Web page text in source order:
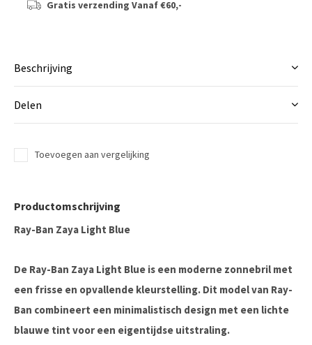
Gratis verzending Vanaf €60,-
Beschrijving
Delen
Toevoegen aan vergelijking
Productomschrijving
Ray-Ban Zaya Light Blue
De Ray-Ban Zaya Light Blue is een moderne zonnebril met
een frisse en opvallende kleurstelling. Dit model van Ray-
Ban combineert een minimalistisch design met een lichte
blauwe tint voor een eigentijdse uitstraling.